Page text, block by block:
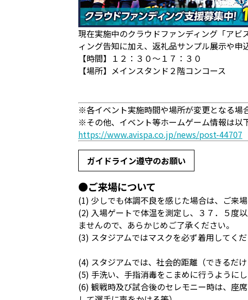
現在実施中のクラウドファンディング「ア
ィング告知に加え、返礼品サンプル展示や申
【時間】１２：３０～１７：３０
【場所】メインスタンド２階コンコース
※各イベント実施時間や場所が変更となる場
※その他、イベント等ホームゲーム情報は以
https://www.avispa.co.jp/news/post-44707
ガイドライン遵守のお願い
●ご来場について
(1) 少しでも体調不良を感じた場合は、ご来
(2) 入場ゲートで体温を測定し、３７．５度
ませんので、あらかじめご了承ください。
(3) スタジアムではマスクを必ず着用してくだ
(4) スタジアムでは、社会的距離（できるだ
(5) 手洗い、手指消毒をこまめに行うようにし
(6) 観戦時及び試合後のセレモニー時は、座